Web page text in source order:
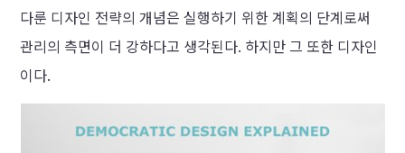
다룬 디자인 전략의 개념은 실행하기 위한 계획의 단계로써
관리의 측면이 더 강하다고 생각된다. 하지만 그 또한 디자인
이다.